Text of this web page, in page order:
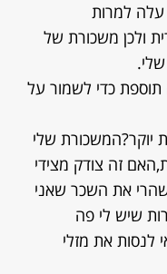
למרות
ולכן משכורת של
תוספת כדי לשמור על
יוקר?המשכורת שלי
כבר מ2004 לפחות,האם זה צודק מצידי
את השכר שאני
שיש לי פה
לנסות את מזלי